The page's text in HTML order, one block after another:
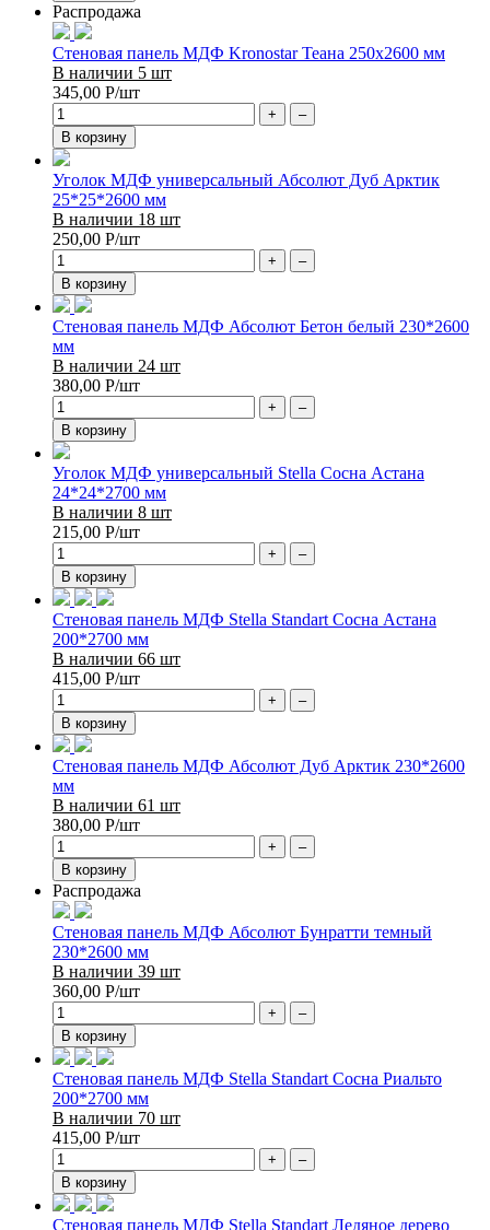
Распродажа
Стеновая панель МДФ Kronostar Теана 250х2600 мм
В наличии 5 шт
345,00 Р/шт
+
–
В корзину
Уголок МДФ универсальный Абсолют Дуб Арктик
25*25*2600 мм
В наличии 18 шт
250,00 Р/шт
+
–
В корзину
Стеновая панель МДФ Абсолют Бетон белый 230*2600
мм
В наличии 24 шт
380,00 Р/шт
+
–
В корзину
Уголок МДФ универсальный Stella Сосна Астана
24*24*2700 мм
В наличии 8 шт
215,00 Р/шт
+
–
В корзину
Стеновая панель МДФ Stella Standart Сосна Астана
200*2700 мм
В наличии 66 шт
415,00 Р/шт
+
–
В корзину
Стеновая панель МДФ Абсолют Дуб Арктик 230*2600
мм
В наличии 61 шт
380,00 Р/шт
+
–
В корзину
Распродажа
Стеновая панель МДФ Абсолют Бунратти темный
230*2600 мм
В наличии 39 шт
360,00 Р/шт
+
–
В корзину
Стеновая панель МДФ Stella Standart Сосна Риальто
200*2700 мм
В наличии 70 шт
415,00 Р/шт
+
–
В корзину
Стеновая панель МДФ Stella Standart Ледяное дерево